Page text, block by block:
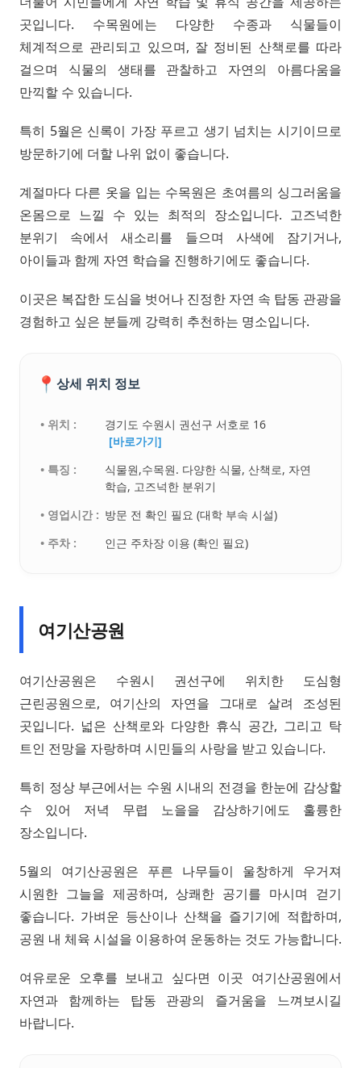
곳입니다. 수목원에는 다양한 수종과 식물들이
체계적으로 관리되고 있으며, 잘 정비된 산책로를 따라
걸으며 식물의 생태를 관찰하고 자연의 아름다움을
만끽할 수 있습니다.
특히 5월은 신록이 가장 푸르고 생기 넘치는 시기이므로
방문하기에 더할 나위 없이 좋습니다.
계절마다 다른 옷을 입는 수목원은 초여름의 싱그러움을
온몸으로 느낄 수 있는 최적의 장소입니다. 고즈넉한
분위기 속에서 새소리를 들으며 사색에 잠기거나,
아이들과 함께 자연 학습을 진행하기에도 좋습니다.
이곳은 복잡한 도심을 벗어나 진정한 자연 속 탑동 관광을
경험하고 싶은 분들께 강력히 추천하는 명소입니다.
📍 상세 위치 정보
• 위치 :
경기도 수원시 권선구 서호로 16
[바로가기]
• 특징 :
식물원,수목원. 다양한 식물, 산책로, 자연
학습, 고즈넉한 분위기
• 영업시간 : 방문 전 확인 필요 (대학 부속 시설)
• 주차 :
인근 주차장 이용 (확인 필요)
여기산공원
여기산공원은 수원시 권선구에 위치한 도심형
근린공원으로, 여기산의 자연을 그대로 살려 조성된
곳입니다. 넓은 산책로와 다양한 휴식 공간, 그리고 탁
트인 전망을 자랑하며 시민들의 사랑을 받고 있습니다.
특히 정상 부근에서는 수원 시내의 전경을 한눈에 감상할
수 있어 저녁 무렵 노을을 감상하기에도 훌륭한
장소입니다.
5월의 여기산공원은 푸른 나무들이 울창하게 우거져
시원한 그늘을 제공하며, 상쾌한 공기를 마시며 걷기
좋습니다. 가벼운 등산이나 산책을 즐기기에 적합하며,
공원 내 체육 시설을 이용하여 운동하는 것도 가능합니다.
여유로운 오후를 보내고 싶다면 이곳 여기산공원에서
자연과 함께하는 탑동 관광의 즐거움을 느껴보시길
바랍니다.